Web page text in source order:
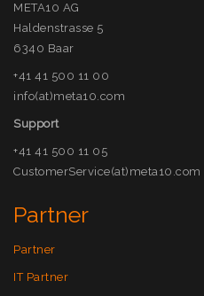
META10 AG
Haldenstrasse 5
6340 Baar
+41 41 500 11 00
info(at)meta10.com
Support
+41 41 500 11 05
CustomerService(at)meta10.com
Partner
Partner
IT Partner